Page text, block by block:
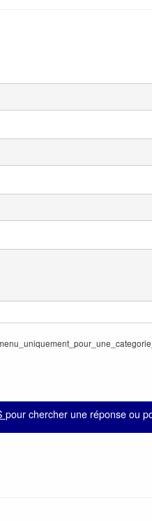
pour chercher une réponse ou